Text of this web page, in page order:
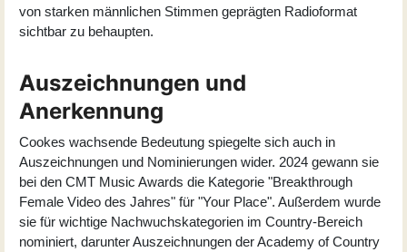
von starken männlichen Stimmen geprägten Radioformat
sichtbar zu behaupten.
Auszeichnungen und
Anerkennung
Cookes wachsende Bedeutung spiegelte sich auch in
Auszeichnungen und Nominierungen wider. 2024 gewann sie
bei den CMT Music Awards die Kategorie "Breakthrough
Female Video des Jahres" für "Your Place". Außerdem wurde
sie für wichtige Nachwuchskategorien im Country-Bereich
nominiert, darunter Auszeichnungen der Academy of Country